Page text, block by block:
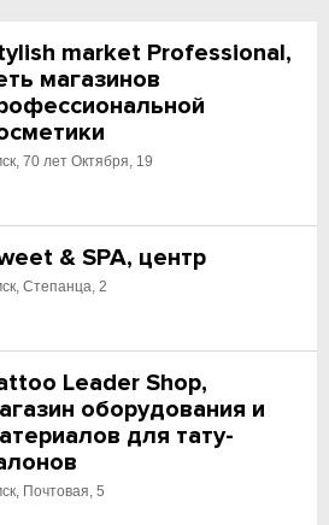
market Professional,
магазинов
70 лет Октября, 19
& SPA, центр
Степанца, 2
Leader Shop,
оборудования и
для тату-
Почтовая, 5